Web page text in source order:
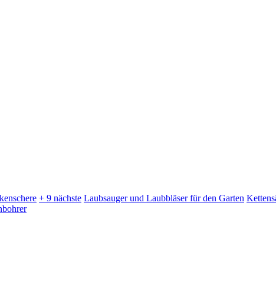
+ 9 nächste Laubsauger und Laubbläser für den Garten